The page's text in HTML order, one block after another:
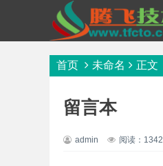
首页 未命名 正文
留言本
admin 阅读：1342